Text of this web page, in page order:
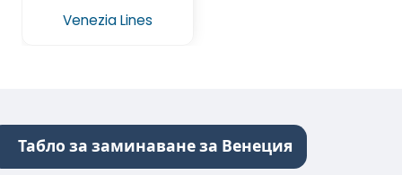
Venezia Lines
Табло за заминаване за Венеция